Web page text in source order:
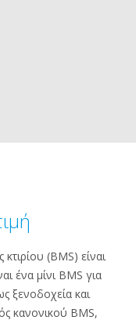
(BMS) είναι
ένα μίνι BMS για
ξενοδοχεία και
κανονικού BMS,